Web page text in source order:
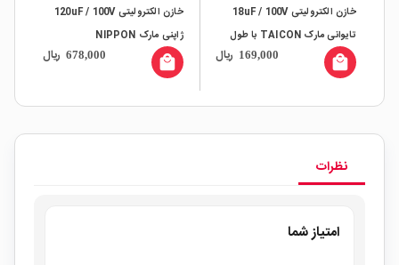
خازن الکترولیتی 18uF / 100V
تایوانی مارک TAICON با طول
عمر بالا
169,000 ریال local_mall
خازن الکترولیتی 120uF / 100V
ژاپنی مارک NIPPON
678,000 ریال local_mall
نظرات
امتیاز شما